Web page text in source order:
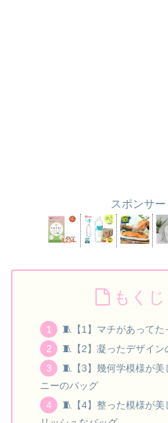
スポンサー
もくじ
🧵【1】マチがあって
🧵【2】凝ったデザイン
🧵【3】幾何学模様が
ニーのバッグ
🧵【4】整った模様が